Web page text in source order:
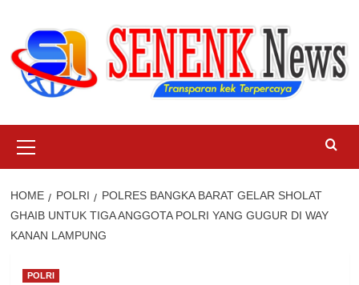
content
Menu
HOME POLRI
POLRES BANGKA BARAT GELAR SHOLAT
GHAIB UNTUK TIGA ANGGOTA POLRI YANG GUGUR DI WAY
KANAN LAMPUNG
POLRI